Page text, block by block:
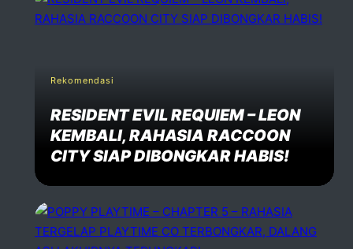
Rekomendasi
RESIDENT EVIL REQUIEM – LEON
KEMBALI, RAHASIA RACCOON
CITY SIAP DIBONGKAR HABIS!